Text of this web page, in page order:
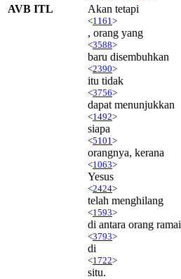
AVB ITL Akan tetapi
<1161 >
, orang yang
<3588>
baru disembuhkan
<2390>
itu tidak
<3756>
dapat menunjukkan
<1492>
siapa
<5101 >
orangnya, kerana
<1063>
Yesus
<2424>
telah menghilang
<1593>
di antara orang ramai
<3793>
di
<1722>
situ.